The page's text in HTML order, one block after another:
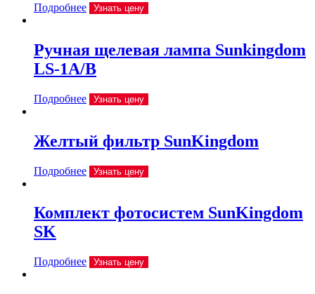
Подробнее Узнать цену
Ручная щелевая лампа Sunkingdom
LS-1A/B
Подробнее Узнать цену
Желтый фильтр SunKingdom
Подробнее Узнать цену
Комплект фотосистем SunKingdom
SK
Подробнее Узнать цену